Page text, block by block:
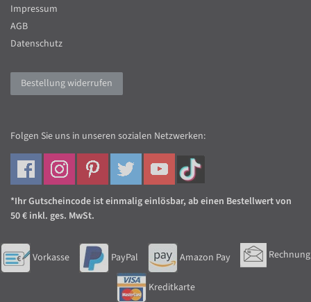
Impressum
AGB
Datenschutz
Bestellung widerrufen
Folgen Sie uns in unseren sozialen Netzwerken:
*Ihr Gutscheincode ist einmalig einlösbar, ab einen Bestellwert von
50 € inkl. ges. MwSt.
Vorkasse PayPal Amazon Pay Rechnung
Kreditkarte